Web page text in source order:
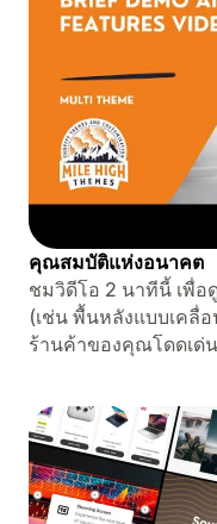
คุณสมบัติแห่งอนาคต
ชมวิดีโอ 2 นาทีนี้ เพื่อ
(เช่น พื้นหลังแบบเคลื่
ร้านค้าของคุณโดดเด่น